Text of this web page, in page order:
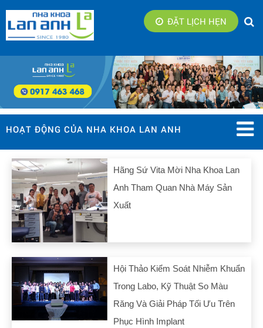
ĐẶT LỊCH HẸN
HOẠT ĐỘNG CỦA NHA KHOA LAN ANH
Hãng Sứ Vita Mời Nha Khoa Lan
Anh Tham Quan Nhà Máy Sản
Xuất
Hội Thảo Kiểm Soát Nhiễm Khuẩn
Trong Labo, Kỹ Thuật So Màu
Răng Và Giải Pháp Tối Ưu Trên
Phục Hình Implant